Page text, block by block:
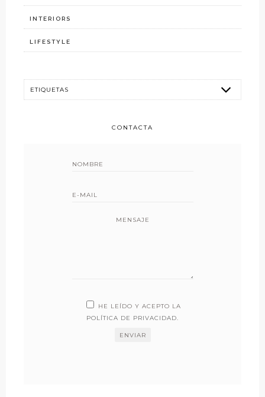
INTERIORS
LIFESTYLE
CONTACTA
MENSAJE
HE LEÍDO Y ACEPTO LA
POLÍTICA DE PRIVACIDAD.